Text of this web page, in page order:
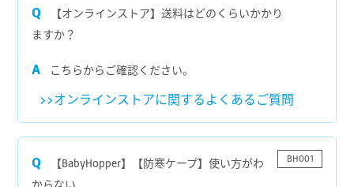
ショッピング【オンラインストア】送料はどのくらいかかり
ますか？
こちらからご確認ください。
オンラインストアに関するよくあるご質問
【BabyHopper】【防寒ケープ】使い方がわ
BH001